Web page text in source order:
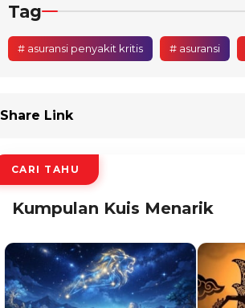
Tag
# asuransi penyakit kritis # asuransi
Share Link
CARI TAHU
Kumpulan Kuis Menarik